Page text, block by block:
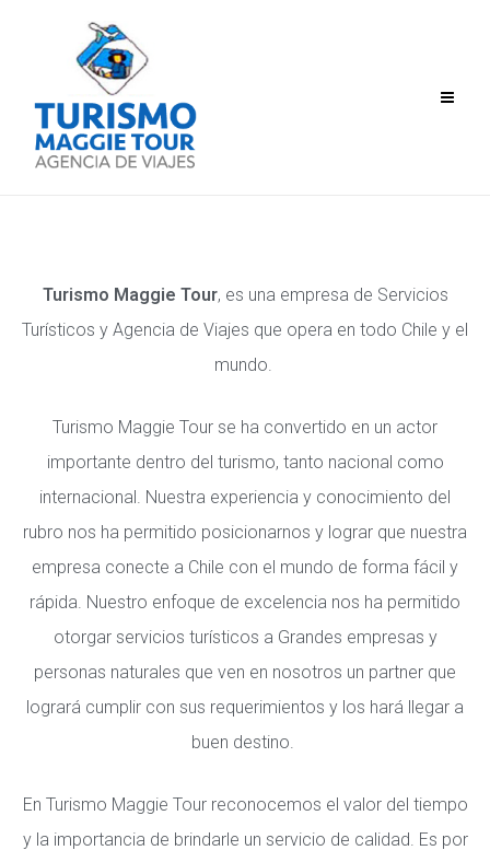
Turismo Maggie Tour, es una empresa de Servicios
Turísticos y Agencia de Viajes que opera en todo Chile y el
mundo.
Turismo Maggie Tour se ha convertido en un actor
importante dentro del turismo, tanto nacional como
internacional. Nuestra experiencia y conocimiento del
rubro nos ha permitido posicionarnos y lograr que nuestra
empresa conecte a Chile con el mundo de forma fácil y
rápida. Nuestro enfoque de excelencia nos ha permitido
otorgar servicios turísticos a Grandes empresas y
personas naturales que ven en nosotros un partner que
logrará cumplir con sus requerimientos y los hará llegar a
buen destino.
En Turismo Maggie Tour reconocemos el valor del tiempo
y la importancia de brindarle un servicio de calidad. Es por